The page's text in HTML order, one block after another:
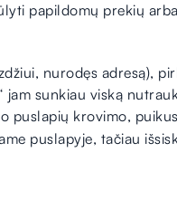
papildomų prekių arba
nurodęs adresą),
jam sunkiau viską
puslapių krovimo, puikus
puslapyje, tačiau